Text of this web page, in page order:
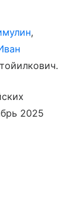
,
2025